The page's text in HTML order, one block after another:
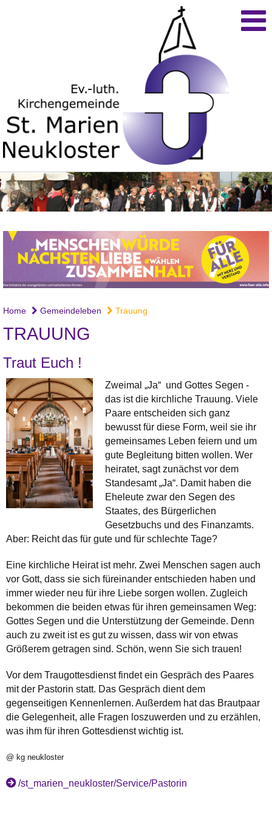
Home Gemeindeleben Trauung
TRAUUNG
Traut Euch !
Zweimal „Ja“ und Gottes Segen -
das ist die kirchliche Trauung. Viele
Paare entscheiden sich ganz
bewusst für diese Form, weil sie ihr
gemeinsames Leben feiern und um
gute Begleitung bitten wollen. Wer
heiratet, sagt zunächst vor dem
Standesamt „Ja“. Damit haben die
Eheleute zwar den Segen des
Staates, des Bürgerlichen
Gesetzbuchs und des Finanzamts.
Aber: Reicht das für gute und für schlechte Tage?
Eine kirchliche Heirat ist mehr. Zwei Menschen sagen auch
vor Gott, dass sie sich füreinander entschieden haben und
immer wieder neu für ihre Liebe sorgen wollen. Zugleich
bekommen die beiden etwas für ihren gemeinsamen Weg:
Gottes Segen und die Unterstützung der Gemeinde. Denn
auch zu zweit ist es gut zu wissen, dass wir von etwas
Größerem getragen sind. Schön, wenn Sie sich trauen!
Vor dem Traugottesdienst findet ein Gespräch des Paares
mit der Pastorin statt. Das Gespräch dient dem
gegenseitigen Kennenlernen. Außerdem hat das Brautpaar
die Gelegenheit, alle Fragen loszuwerden und zu erzählen,
was ihm für ihren Gottesdienst wichtig ist.
@ kg neukloster
/st_marien_neukloster/Service/Pastorin